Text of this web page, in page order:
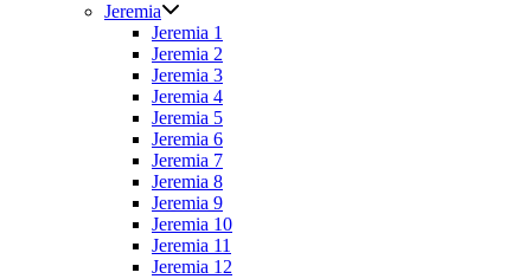
Jeremia
Jeremia 1
Jeremia 2
Jeremia 3
Jeremia 4
Jeremia 5
Jeremia 6
Jeremia 7
Jeremia 8
Jeremia 9
Jeremia 10
Jeremia 11
Jeremia 12